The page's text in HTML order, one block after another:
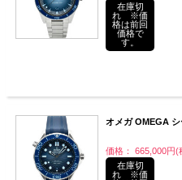
在庫切
れ ※価
格は前回
価格で
す。
オメガ OMEGA
価格： 665,000円(
在庫切
れ ※価